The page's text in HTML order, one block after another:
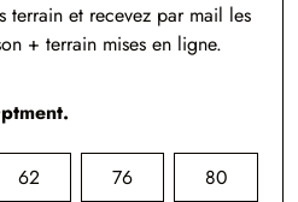
terrain et recevez par mail les
+ terrain mises en ligne.
62 76 80